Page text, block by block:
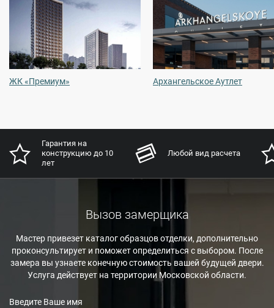
ЖК «Премиум» Архангельское Аутлет
Гарантия на
конструкцию до 10
лет
Любой вид расчета
Вызов замерщика
Мастер привезет каталог образцов отделки, дополнительно
проконсультирует и поможет определиться с выбором. После
замера вы узнаете конечную стоимость вашей будущей двери.
Услуга действует на территории Московской области.
Введите Ваше имя